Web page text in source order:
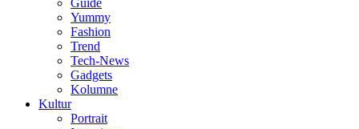
Guide
Yummy
Fashion
Trend
Tech-News
Gadgets
Kolumne
Kultur
Portrait